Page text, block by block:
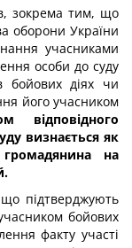
зокрема тим, що
оборони України
учасниками
особи до суду
бойових діях чи
його учасником
відповідного
визнається як
на
підтверджують
бойових
факту участі